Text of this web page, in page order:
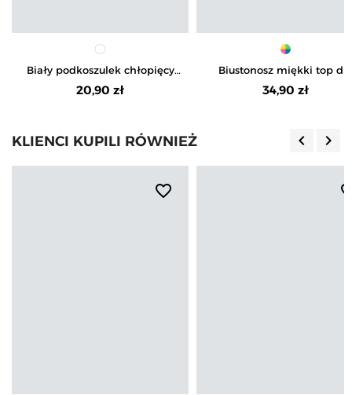
Biały podkoszulek chłopięcy
bawełniany na ramiączkach
20,90 zł
Biustonosz miękki top dla
dziewczynki bawełniany
pak
34,90 zł
KLIENCI KUPILI RÓWNIEŻ keyboard_arrow_left keyboard_arrow_right
favorite_border